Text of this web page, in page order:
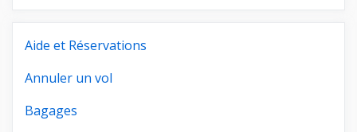
Aide et Réservations
Annuler un vol
Bagages